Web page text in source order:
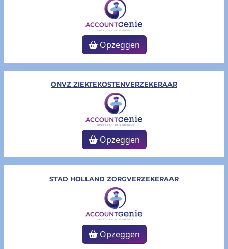
Opzeggen
ONVZ ZIEKTEKOSTENVERZEKERAAR
Opzeggen
STAD HOLLAND ZORGVERZEKERAAR
Opzeggen